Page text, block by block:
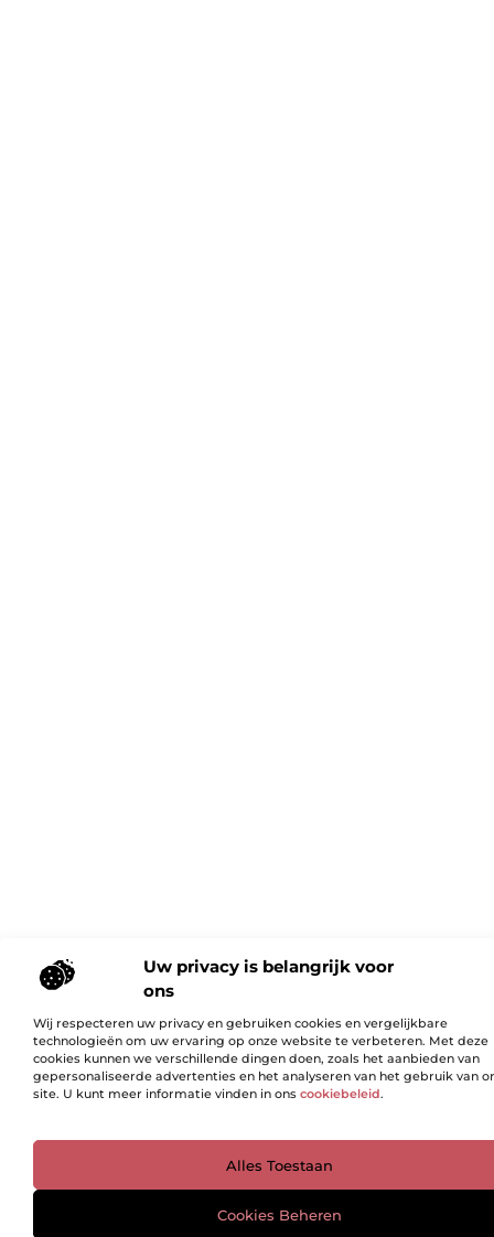
Uw privacy is belangrijk voor
ons
Wij respecteren uw privacy en gebruiken cookies en vergelijkbare
technologieën om uw ervaring op onze website te verbeteren. Met deze
cookies kunnen we verschillende dingen doen, zoals het aanbieden van
gepersonaliseerde advertenties en het analyseren van het gebruik van
site. U kunt meer informatie vinden in ons cookiebeleid.
Alles Toestaan
Cookies Beheren